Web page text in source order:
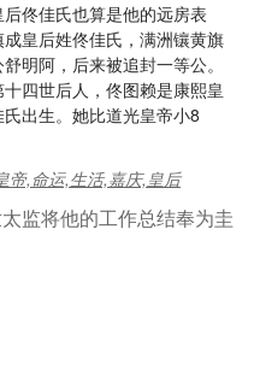
佟佳氏也算是他的远房表
皇后姓佟佳氏，满洲镶黄旗
明阿，后来被追封一等公。
四世后人，佟图赖是康熙皇
出生。她比道光皇帝小8
帝,命运,生活,嘉庆,皇后